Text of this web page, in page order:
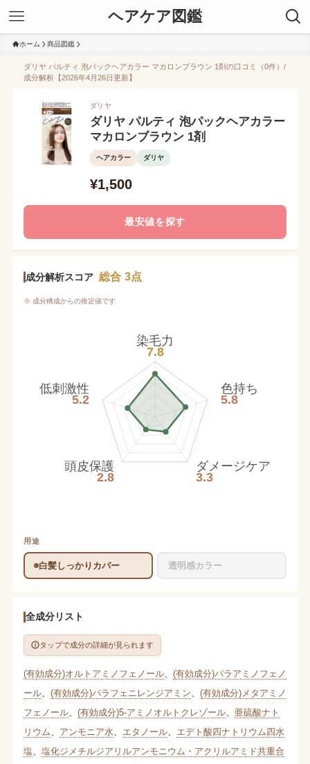
ヘアケア図鑑
ホーム 商品図鑑
ダリヤ パルティ 泡パックヘアカラー マカロンブラウン 1剤の口コミ（0件）/
成分解析【2026年4月26日更新】
ダリヤ
ダリヤ パルティ 泡パックヘアカラー
マカロンブラウン 1剤
ヘアカラー ダリヤ
¥1,500
最安値を探す
成分解析スコア 総合 3点
※ 成分構成からの推定値です
染毛力
7.8
色持ち
5.8
ダメージケア
3.3
頭皮保護
2.8
低刺激性
5.2
用途
白髪しっかりカバー 透明感カラー
全成分リスト
タップで成分の詳細が見られます
(有効成分)オルトアミノフェノール、 (有効成分)パラアミノフェノ
ール、 (有効成分)パラフェニレンジアミン
(有効成分)メタアミノ
フェノール、 (有効成分)5-アミノオルトクレゾール、 亜硫酸ナト
リウム
アンモニア水 エタノール、 エデト酸四ナトリウム四水
塩
塩化ジメチルジアリルアンモニウム・アクリルアミド共重合